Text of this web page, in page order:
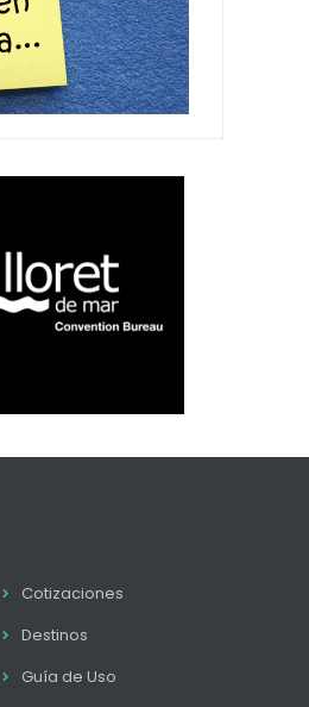
Cotizaciones
Destinos
Guía de Uso